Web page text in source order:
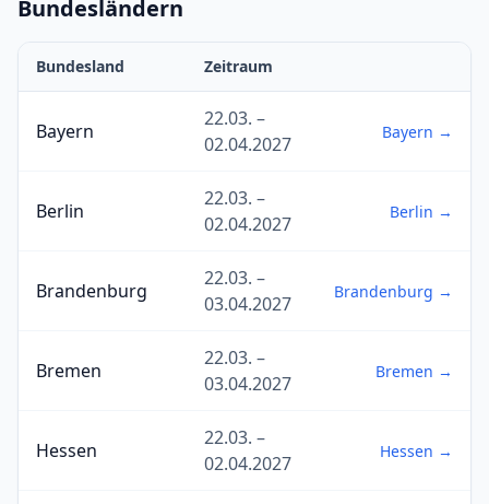
Bundesländern
Bundesland Zeitraum
Bayern
22.03. –
02.04.2027
Bayern →
Berlin
22.03. –
02.04.2027
Berlin →
Brandenburg
22.03. –
03.04.2027
Brandenburg →
Bremen
22.03. –
03.04.2027
Bremen →
Hessen
22.03. –
02.04.2027
Hessen →